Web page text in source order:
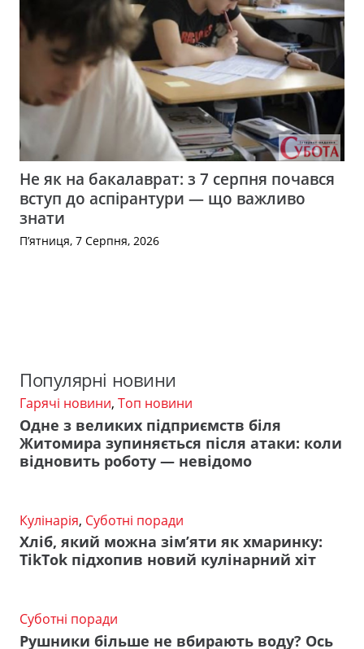
Не як на бакалаврат: з 7 серпня почався
вступ до аспірантури — що важливо
знати
П’ятниця, 7 Серпня, 2026
Популярні новини
Гарячі новини, Топ новини
Одне з великих підприємств біля
Житомира зупиняється після атаки: коли
відновить роботу — невідомо
Кулінарія, Суботні поради
Хліб, який можна зім’яти як хмаринку:
TikTok підхопив новий кулінарний хіт
Суботні поради
Рушники більше не вбирають воду? Ось